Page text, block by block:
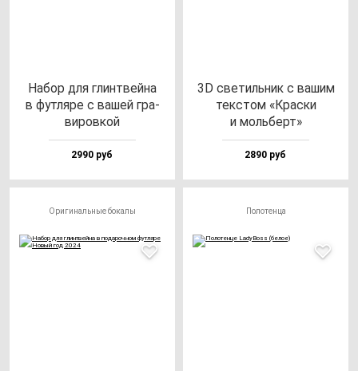
Набор для глин­твей­на
в фут­ля­ре с ва­шей гра­
ви­ров­кой
2990 руб
3D све­тиль­ник с ва­шим
тек­стом «Крас­ки
и моль­берт»
2890 руб
Оригинальные бокалы Полотенца